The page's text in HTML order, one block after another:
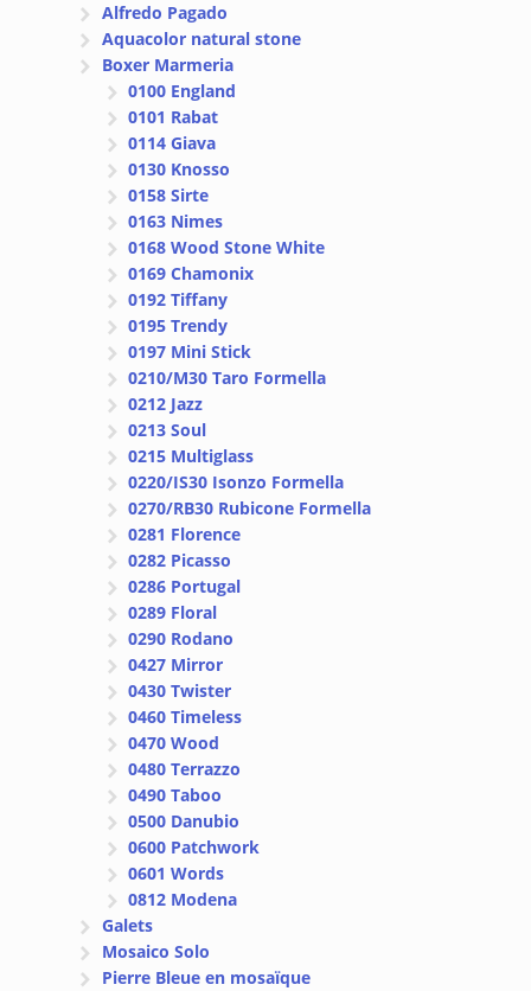
Alfredo Pagado
Aquacolor natural stone
Boxer Marmeria
0100 England
0101 Rabat
0114 Giava
0130 Knosso
0158 Sirte
0163 Nimes
0168 Wood Stone White
0169 Chamonix
0192 Tiffany
0195 Trendy
0197 Mini Stick
0210/M30 Taro Formella
0212 Jazz
0213 Soul
0215 Multiglass
0220/IS30 Isonzo Formella
0270/RB30 Rubicone Formella
0281 Florence
0282 Picasso
0286 Portugal
0289 Floral
0290 Rodano
0427 Mirror
0430 Twister
0460 Timeless
0470 Wood
0480 Terrazzo
0490 Taboo
0500 Danubio
0600 Patchwork
0601 Words
0812 Modena
Galets
Mosaico Solo
Pierre Bleue en mosaïque